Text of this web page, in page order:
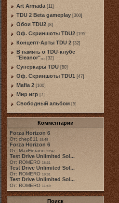
Art Armada [11]
TDU 2 Beta gameplay [300]
Обои TDU2 [8]
Оф. Скриншоты TDU2 [195]
Концепт-Арты TDU 2 [32]
В память о TDU-клубе
"Eleanor"... [32]
Суперкары TDU [80]
Оф. Скриншоты TDU1 [47]
Mafia 2 [100]
Мир игр [7]
Свободный альбом [5]
Комментарии
Forza Horizon 6
От: chep811 19:48
Forza Horizon 6
От: MaxFiorano 23:47
Test Drive Unlimited Sol...
От: ROMERO 18:31
Test Drive Unlimited Sol...
От: ROMERO 19:31
Test Drive Unlimited Sol...
От: ROMERO 11:49
Поиск